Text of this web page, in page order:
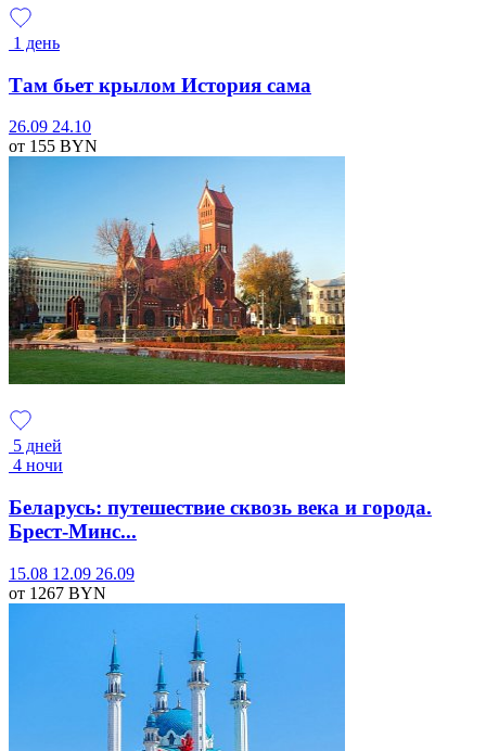
1 день
Там бьет крылом История сама
26.09 24.10
от 155 BYN
5 дней
4 ночи
Беларусь: путешествие сквозь века и города.
Брест-Минс...
15.08 12.09 26.09
от 1267 BYN